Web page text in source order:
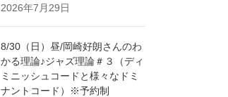
2026年7月29日
8/30（日）昼/岡崎好朗さんのわ
かる理論♪ジャズ理論＃３（ディ
ミニッシュコードと様々なドミ
ナントコード）※予約制